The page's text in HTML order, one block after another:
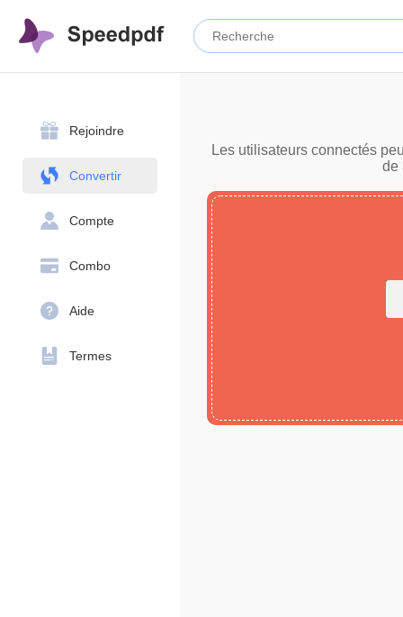
Rejoindre
Convertir
Compte
Combo
Aide
Termes
Les utilisateurs connectés
de